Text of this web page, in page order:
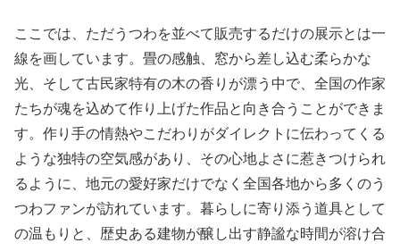
ここでは、ただうつわを並べて販売するだけの展示とは一
線を画しています。畳の感触、窓から差し込む柔らかな
光、そして古民家特有の木の香りが漂う中で、全国の作家
たちが魂を込めて作り上げた作品と向き合うことができま
す。作り手の情熱やこだわりがダイレクトに伝わってくる
ような独特の空気感があり、その心地よさに惹きつけられ
るように、地元の愛好家だけでなく全国各地から多くのう
つわファンが訪れています。暮らしに寄り添う道具として
の温もりと、歴史ある建物が醸し出す静謐な時間が溶け合